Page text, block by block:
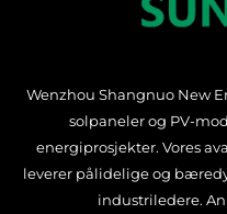
Wenzhou Shangnuo New
solpaneler og PV-
energiprosjekter. Vores
leverer pålidelige og
industriledere.